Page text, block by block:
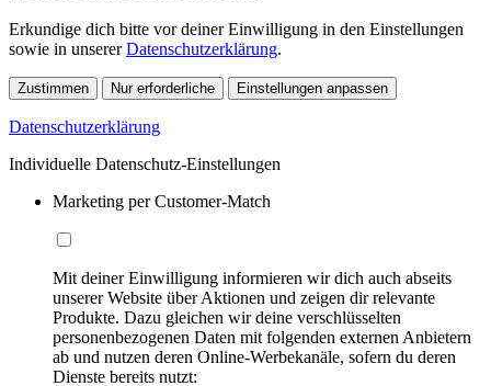
Erkundige dich bitte vor deiner Einwilligung in den Einstellungen
sowie in unsererDatenschutzerklärung.
Zustimmen Nur erforderliche Einstellungen anpassen
Datenschutzerklärung
Individuelle Datenschutz-Einstellungen
Marketing per Customer-Match
Mit deiner Einwilligung informieren wir dich auch abseits
unserer Website über Aktionen und zeigen dir relevante
Produkte. Dazu gleichen wir deine verschlüsselten
personenbezogenen Daten mit folgenden externen Anbietern
ab und nutzen deren Online-Werbekanäle, sofern du deren
Dienste bereits nutzt: